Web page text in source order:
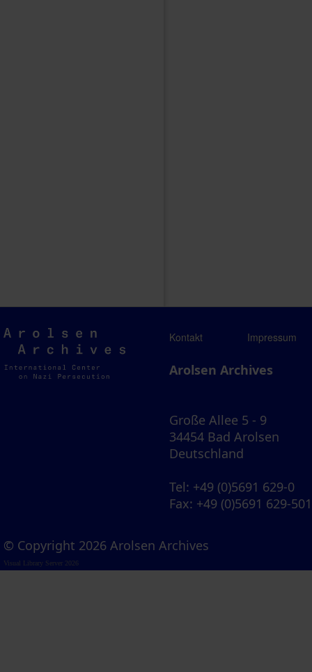
Arolsen
Archives
Kontakt Impressum
Arolsen Archives
Große Allee 5 - 9
34454 Bad Arolsen
Deutschland
Tel: +49 (0)5691 629-0
Fax: +49 (0)5691 629-501
© Copyright 2026 Arolsen Archives
Visual Library Server 2026